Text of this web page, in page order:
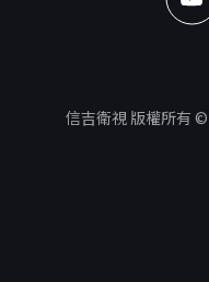
信吉衛視 版權所有